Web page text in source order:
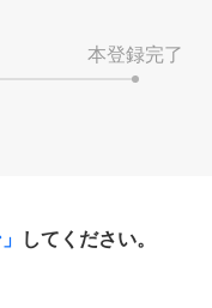
本登録完了
してください。